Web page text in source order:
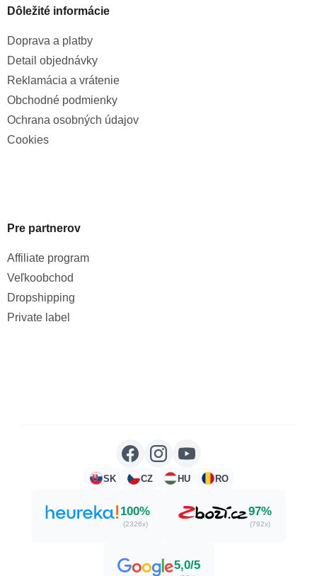
Dôležité informácie
Doprava a platby
Detail objednávky
Reklamácia a vrátenie
Obchodné podmienky
Ochrana osobných údajov
Cookies
Pre partnerov
Affiliate program
Veľkoobchod
Dropshipping
Private label
SK CZ HU RO
100%
(2326x)
97%
(792x)
5,0/5